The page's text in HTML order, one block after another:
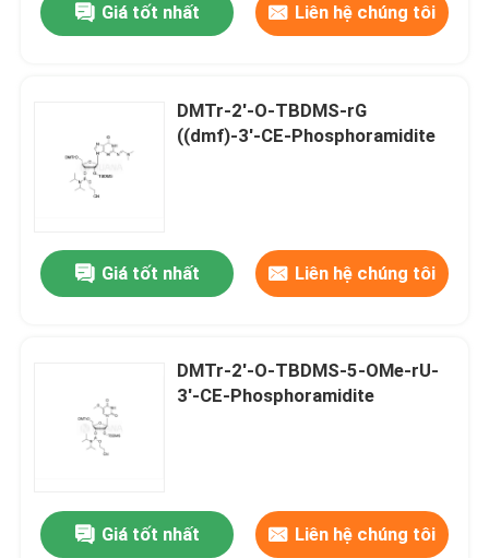
Video
Giá tốt nhất Liên hệ chúng tôi
DMTr-2'-O-TBDMS-rG
((dmf)-3'-CE-Phosphoramidite
Giá tốt nhất Liên hệ chúng tôi
DMTr-2'-O-TBDMS-5-OMe-rU-
3'-CE-Phosphoramidite
Giá tốt nhất Liên hệ chúng tôi DMTr-2'-ara-OAc-G ((iBu)-3'-CE-Phosphoramidite